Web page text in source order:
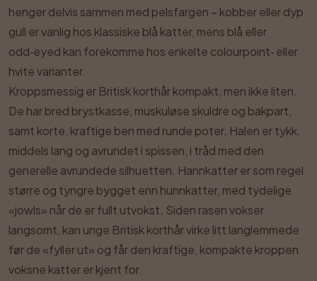
henger delvis sammen med pelsfargen – kobber eller dyp
gull er vanlig hos klassiske blå katter, mens blå eller
odd‑eyed kan forekomme hos enkelte colourpoint‑ eller
hvite varianter.
Kroppsmessig er Britisk korthår kompakt, men ikke liten.
De har bred brystkasse, muskuløse skuldre og bakpart,
samt korte, kraftige ben med runde poter. Halen er tykk,
middels lang og avrundet i spissen, i tråd med den
generelle avrundede silhuetten. Hannkatter er som regel
større og tyngre bygget enn hunnkatter, med tydelige
«jowls» når de er fullt utvokst. Siden rasen vokser
langsomt, kan unge Britisk korthår virke litt langlemmede
før de «fyller ut» og får den kraftige, kompakte kroppen
voksne katter er kjent for.